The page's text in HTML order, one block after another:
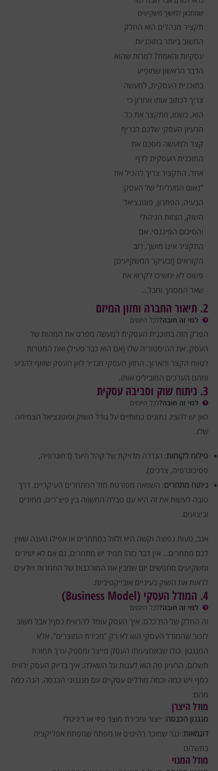
שמתכוון למשוך משקיעים
תקציר מנהלים הוא החלק
החשוב ביותר בתוכניות
עסקיות והאמת? למרות שהוא
הדבר הראשון שמופיע
בתוכנית העסקית, למעשה
צריך לכתוב אותו אחרון כי
הוא, כשמו, מתקצר את כל
הרעיון העסקי שלכם לבריף
קצר ולמעשה מסכם את
התוכנית העסקית לדף
אחד. התקציר צריך להכיל את
"נאום המעלית" של העסק:
הבעיה, הפתרון, פוטנציאל
השוק, הצוות הניהולי
והסיכום הפיננסי. אם
התקציר אינו מושך, רוב
הקוראים (ובעיקר המשקיעים)
פשוט לא ימשיכו לקרוא את
שאר המסמך וחבל…
2. תיאור החברה וחזון המיזם
למי זה חובה?לכל היזמים
הפרק הזה בתוכנית העסקית למעשה מפרט את המהות של
העסק, את ההיסטוריה שלו (אם הוא כבר פעיל) ואת המטרות
לטווח הקצר והארוך. החזון העסקי מגדיר לאן העסק שואף להגיע
ומהם הערכים המובילים אותו.
3. ניתוח שוק וסביבה עסקית
למי זה חובה?לכל היזמים
כאן יש להציג נתונים כמותיים על גודל השוק ופוטנציאל הצמיחה
שלו.
פילוח לקוחות: הגדרה מדויקת של קהל היעד (דמוגרפיה,
פסיכוגרפיה, צרכים).
ניתוח מתחרים: השוואה מפורטת מול המתחרים העיקריים. דרך
טובה לעשות את זה היא עם טבלה המשווה בין פיצ'רים, מחירים
וביצועים.
אגב, טעות נפוצה וקשה היא זלזול במתחרים או אפילו טענה שאין
לכם מתחרים… אין דבר כזה! תמיד יש מתחרים, גם אם לא ישירים
ומשקיעים מחפשים יזם שמבין את המורכבות של התחרות ויודעים
לראות את השוק בעיניים אובייקטיביות.
4. המודל העסקי (Business Model)
למי זה חובה?לכל היזמים
זה החלק של הת'כלס. איך העסק עומד להרוויח כסף! אבל חשוב
לזכור שהמודל העסקי הוא לא רק "מכירת המוצרים", אלא
המנגנון כולו שבאמצעותו העסק מייצר ומספק ערך תמורת
תשלום. הרעיון פה הוא לענות על השאלה: איך בדיוק העסק ירוויח
כסף ויש כמה וכמה מודלים עסקיים עם מנגנוני הכנסה. הנה כמה
מהם:
מודל היצרן
מנגנון הכנסה: ייצור ומכירת מוצר פיזי או דיגיטלי
דוגמאות: נגר שמוכר רהיטים או מפתח שמפתח אפליקציה
בתשלום
מודל המנוי